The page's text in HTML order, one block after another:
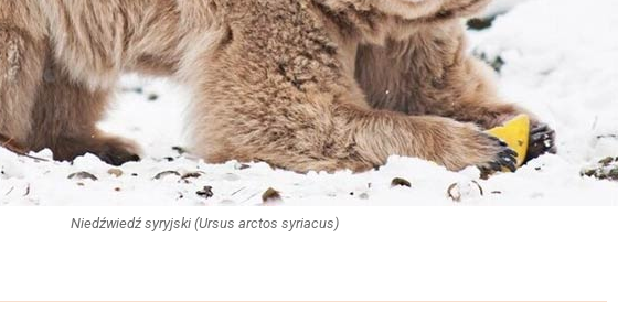
Niedźwiedź syryjski (Ursus arctos syriacus)